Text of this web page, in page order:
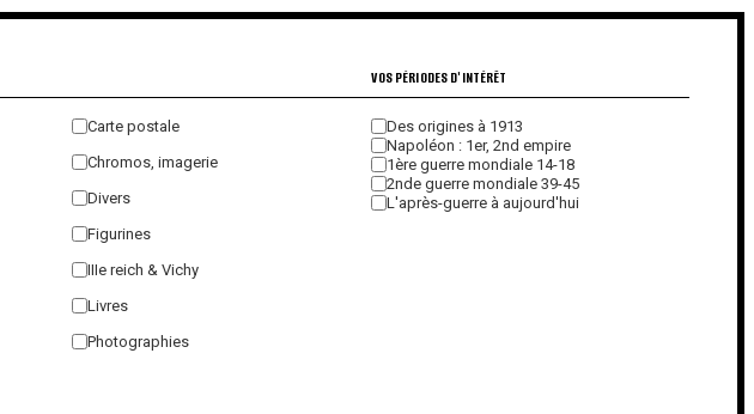
Carte postale
Chromos, imagerie
Divers
Figurines
IIIe reich & Vichy
Livres
Photographies
VOS PÉRIODES D'INTÉRÊT
Des origines à 1913
Napoléon : 1er, 2nd empire
1ère guerre mondiale 14-18
2nde guerre mondiale 39-45
L'après-guerre à aujourd'hui